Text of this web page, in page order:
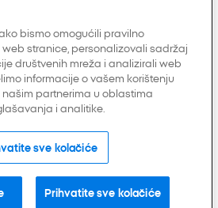
prava zadržana.
bismo omogućili pravilno
stranice, personalizovali sadržaj
društvenih mreža i analizirali web
informacije o vašem korištenju
partnerima u oblastima
i analitike.
sve kolačiće
Prihvatite sve kolačiće